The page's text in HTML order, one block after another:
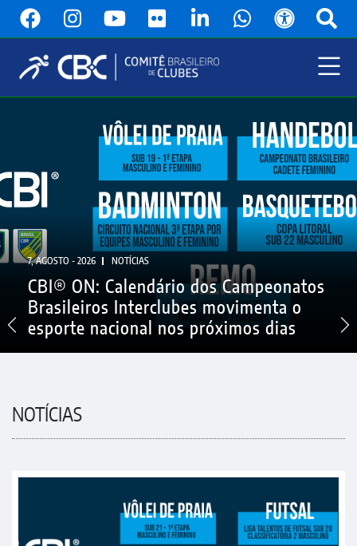
conteúdo
7, AGOSTO - 2026 NOTÍCIAS
CBI® ON: Calendário dos Campeonatos
Brasileiros Interclubes movimenta o
esporte nacional nos próximos dias
NOTÍCIAS